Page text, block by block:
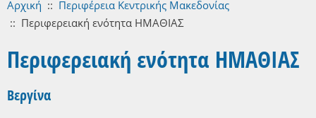
Αρχική :: Περιφέρεια Κεντρικής Μακεδονίας
:: Περιφερειακή ενότητα ΗΜΑΘΙΑΣ
Περιφερειακή ενότητα ΗΜΑΘΙΑΣ
Βεργίνα